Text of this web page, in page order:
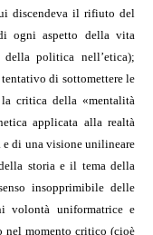
discendeva il rifiuto del
ogni aspetto della vita
politica nell’etica);
di sottomettere le
critica della «mentalità
applicata alla realtà
di una visione unilineare
storia e il tema della
insopprimibile delle
volontà uniformatrice e
nel momento critico (cioè